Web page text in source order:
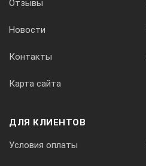
Отзывы
Новости
Контакты
Карта сайта
ДЛЯ КЛИЕНТОВ
Условия оплаты